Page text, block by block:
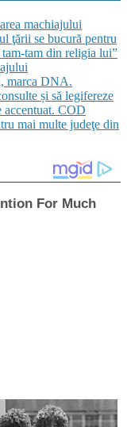
machiajului
ţării se bucură pentru
tam din religia lui”
marca DNA.
și să legifereze
accentuat. COD
mai multe judeţe din